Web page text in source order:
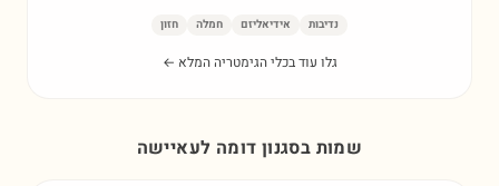
נדיבות אידיאליזם חמלה חזון
גלו עוד בכלי הגימטריה המלא ←
שמות בסגנון דומה לעאיישה